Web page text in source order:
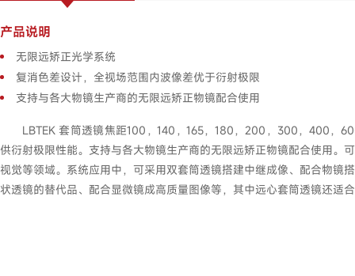
产品说明
无限远矫正光学系统
复消色差设计，全视场范围内波像差优于衍射极限
支持与各大物镜生产商的无限远矫正物镜配合使用
LBTEK 套筒透镜焦距100，140，165，180，200，300，400，
供衍射极限性能。支持与各大物镜生产商的无限远矫正物镜配合使用。
视觉等领域。系统应用中，可采用双套筒透镜搭建中继成像、配合物镜
状透镜的替代品、配合显微镜成高质量图像等，其中远心套筒透镜还适